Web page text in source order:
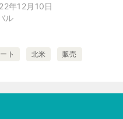
年12月10日
ル
ト 北米 販売